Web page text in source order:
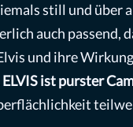
still und über
auch passend,
und ihre
ELVIS ist purster